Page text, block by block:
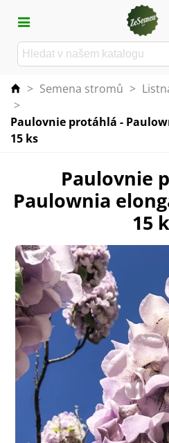
> Semena stromů >
>
Paulovnie protáhlá -
15 ks
Paulovnie
Paulownia
15